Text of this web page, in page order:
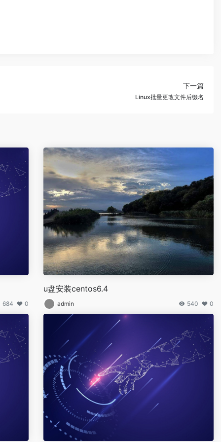
下一篇
Linux批量更改文件后缀名
684 0
u盘安装centos6.4
admin 540 0